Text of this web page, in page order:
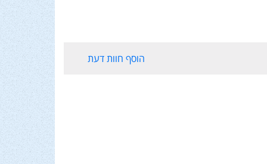
הוסף חוות דעת